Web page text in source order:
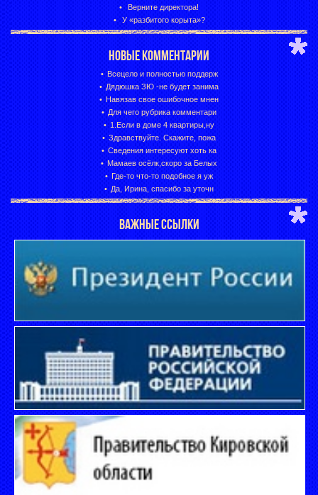
Верните директора!
У «разбитого корыта»?
НОВЫЕ КОММЕНТАРИИ
Всецело и полностью поддерж
Дядюшка ЗЮ -не будет занима
Навязав свое ошибочное мнен
Для чего рубрика комментари
1.Если в доме 4 квартиры,ну
Здравствуйте. Скажите, пожа
Сведения интересуют хоть ка
Мамаев осёлк,скоро за Белых
Где-то что-то подобное я уж
Да, Ирина, спасибо за уточн
ВАЖНЫЕ ССЫЛКИ